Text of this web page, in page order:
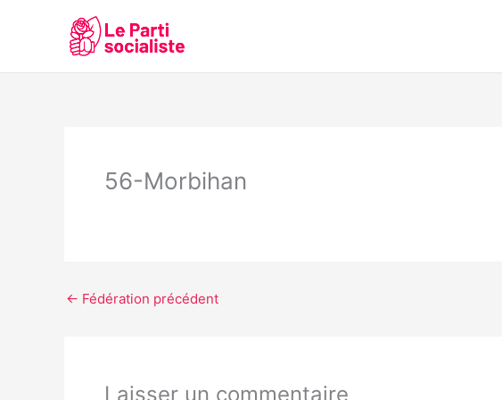
56-Morbihan
← Fédération précédent
Laisser un commentaire